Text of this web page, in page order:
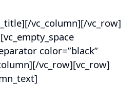
vc_column][/vc_row]
color=”black”
vc_row][vc_row]